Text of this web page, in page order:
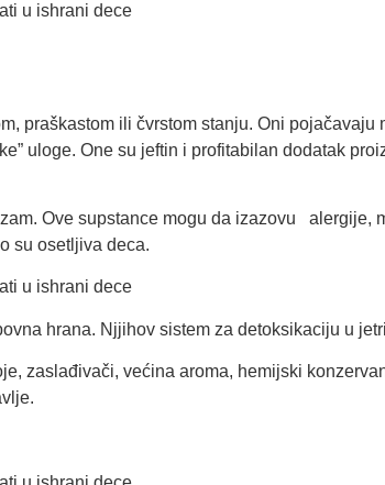
praškastom ili čvrstom stanju. Oni
uloge. One su jeftin i profitabilan dodatak
Ove supstance mogu da izazovu alergije,
su osetljiva deca.
hrana. Njjihov sistem za detoksikaciju u
zaslađivači, većina aroma, hemijski